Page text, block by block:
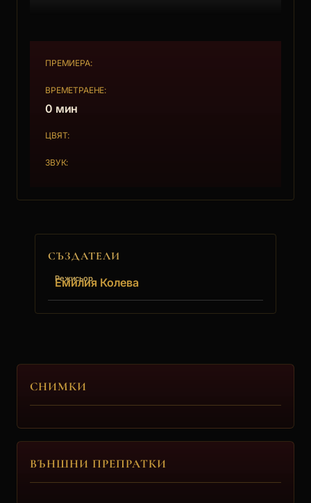
ПРЕМИЕРА:
ВРЕМЕТРАЕНЕ:
0 мин
ЦВЯТ:
ЗВУК:
СЪЗДАТЕЛИ
Режисьор
Емилия Колева
СНИМКИ
ВЪНШНИ ПРЕПРАТКИ